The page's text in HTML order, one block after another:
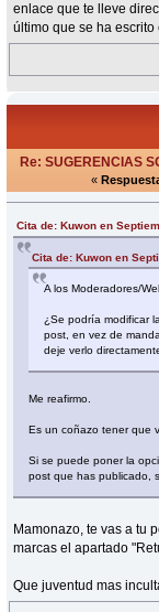
enlace que te lleve
último que se ha
Re: SUGERENCIAS
«
Cita de: Kuwon en
Cita de: Kuwon en
A los Moderadores/
¿Se podría modificar
post, en vez de
deje verlo
Me reafirmo.
Es un coñazo tener que
Si se puede poner la
post que has publicado,
Mamonazo, te vas a tu
marcas el apartado
Que juventud mas